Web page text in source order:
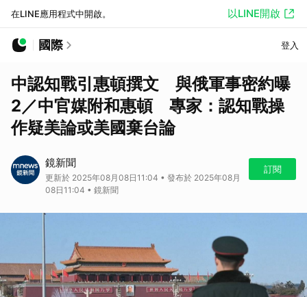
在LINE應用程式中開啟。 以LINE開啟
國際 登入
中認知戰引惠頓撰文 與俄軍事密約曝
2／中官媒附和惠頓 專家：認知戰操
作疑美論或美國棄台論
鏡新聞
更新於 2025年08月08日11:04 • 發布於 2025年08月
08日11:04 • 鏡新聞
訂閱